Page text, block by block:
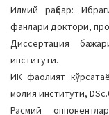
Илмий раҳбар:
фанлари доктори,
Диссертация
институти.
ИК фаолият
молия институти,
Расмий